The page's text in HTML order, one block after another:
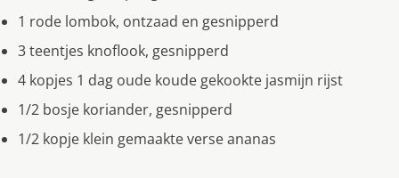
1 rode lombok, ontzaad en gesnipperd
3 teentjes knoflook, gesnipperd
4 kopjes 1 dag oude koude gekookte jasmijn rijst
1/2 bosje koriander, gesnipperd
1/2 kopje klein gemaakte verse ananas